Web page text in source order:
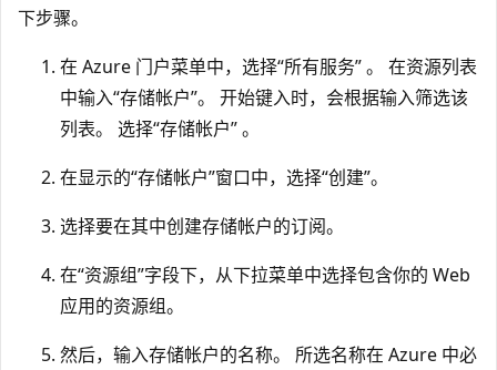
下步骤。
在 Azure 门户菜单中，选择“所有服务” 。 在资源列表
中输入“存储帐户”。 开始键入时，会根据输入筛选该
列表。 选择“存储帐户” 。
在显示的“存储帐户”窗口中，选择“创建”。
选择要在其中创建存储帐户的订阅。
在“资源组”字段下，从下拉菜单中选择包含你的 Web
应用的资源组。
然后，输入存储帐户的名称。 所选名称在 Azure 中必